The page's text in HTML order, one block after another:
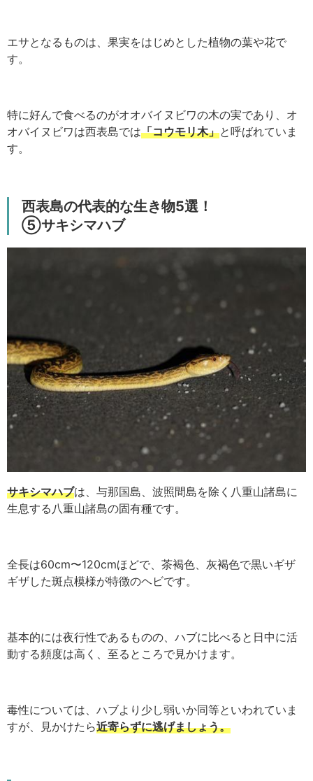
エサとなるものは、果実をはじめとした植物の葉や花で
す。
特に好んで食べるのがオオバイヌビワの木の実であり、オ
オバイヌビワは西表島では「コウモリ木」と呼ばれていま
す。
西表島の代表的な生き物5選！
⑤サキシマハブ
サキシマハブは、与那国島、波照間島を除く八重山諸島に
生息する八重山諸島の固有種です。
全長は60cm〜120cmほどで、茶褐色、灰褐色で黒いギザ
ギザした斑点模様が特徴のヘビです。
基本的には夜行性であるものの、ハブに比べると日中に活
動する頻度は高く、至るところで見かけます。
毒性については、ハブより少し弱いか同等といわれていま
すが、見かけたら近寄らずに逃げましょう。